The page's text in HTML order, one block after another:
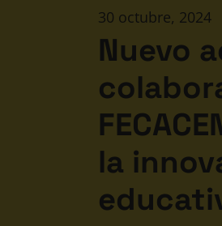
30 octubre, 2024
Nuevo
la